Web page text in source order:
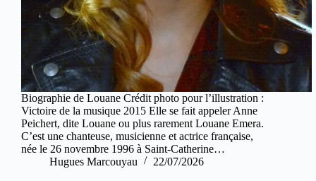
Biographie de Louane Crédit photo pour l’illustration :
Victoire de la musique 2015 Elle se fait appeler Anne
Peichert, dite Louane ou plus rarement Louane Emera.
C’est une chanteuse, musicienne et actrice française,
née le 26 novembre 1996 à Saint-Catherine…
Hugues Marcouyau
22/07/2026